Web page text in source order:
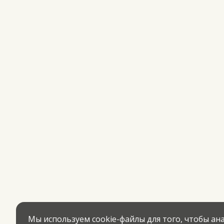
Мы используем cookie-файлы для того, чтобы